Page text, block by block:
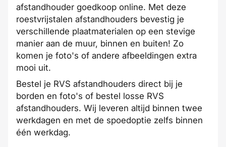
afstandhouder goedkoop online. Met deze
roestvrijstalen afstandhouders bevestig je
verschillende plaatmaterialen op een stevige
manier aan de muur, binnen en buiten! Zo
komen je foto's of andere afbeeldingen extra
mooi uit.
Bestel je RVS afstandhouders direct bij je
borden en foto's of bestel losse RVS
afstandhouders. Wij leveren altijd binnen twee
werkdagen en met de spoedoptie zelfs binnen
één werkdag.